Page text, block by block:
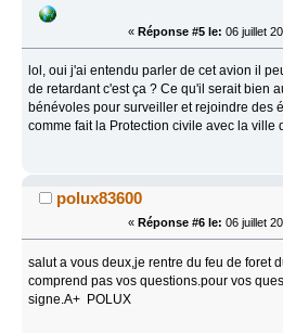
« Réponse #5 le: 06 juillet
lol, oui j'ai entendu parler de cet avion il
de retardant c'est ça ? Ce qu'il serait bien
bénévoles pour surveiller et rejoindre des
comme fait la Protection civile avec la ville
polux83600
« Réponse #6 le: 06 juillet
salut a vous deux,je rentre du feu de foret
comprend pas vos questions.pour vos
signe.A+ POLUX